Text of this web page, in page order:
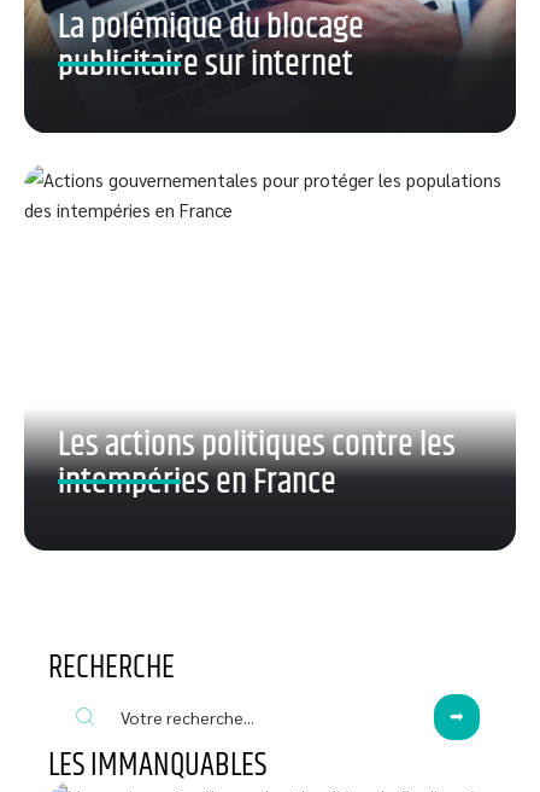
La polémique du blocage
publicitaire sur internet
Les actions politiques contre les
intempéries en France
RECHERCHE
LES IMMANQUABLES